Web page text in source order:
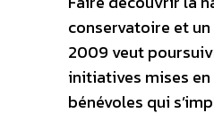
conservatoire et
2009 veut
initiatives mises
bénévoles qui